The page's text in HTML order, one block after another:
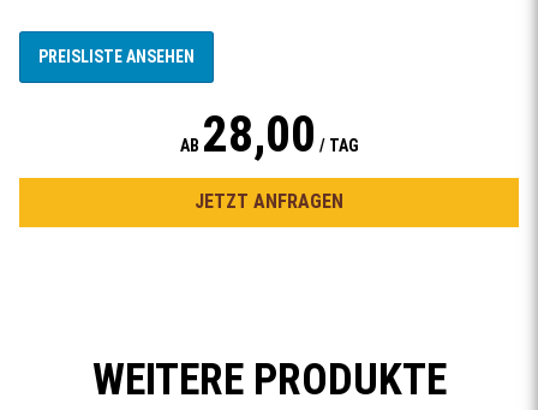
PREISLISTE ANSEHEN
AB 28,00 / TAG
JETZT ANFRAGEN
WEITERE PRODUKTE